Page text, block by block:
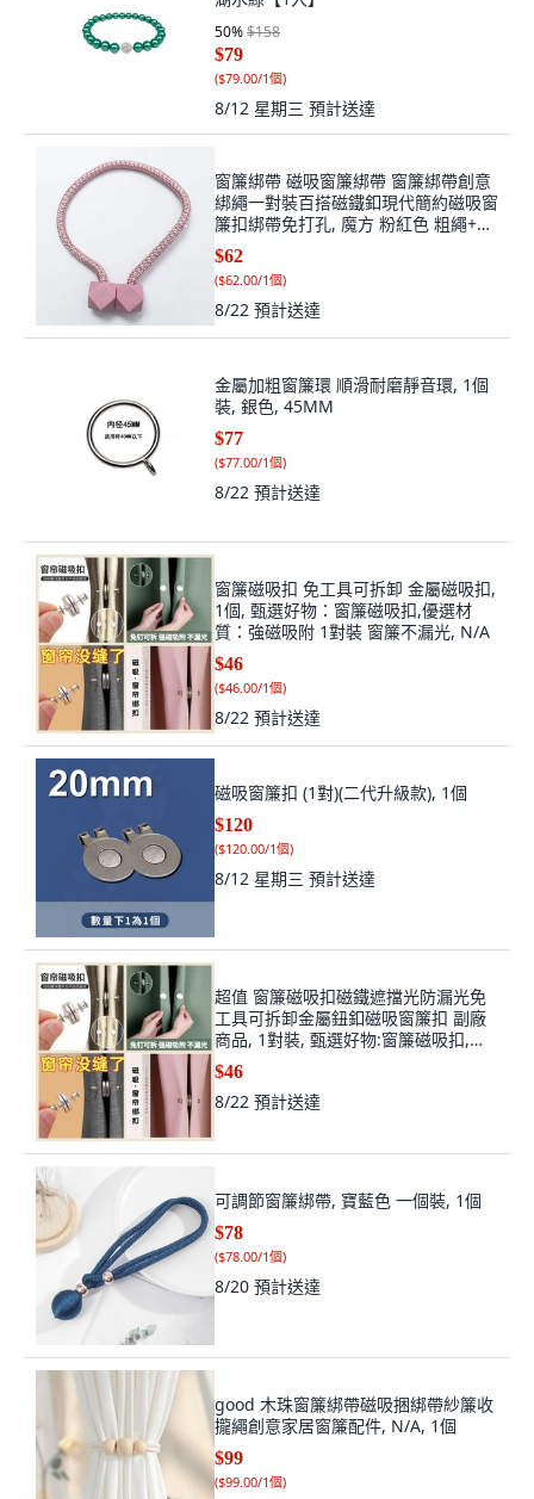
50%$158
$79
($79.00/1個)
8/12 星期三 預計送達
窗簾綁帶 磁吸窗簾綁帶 窗簾綁帶創意
綁繩一對裝百搭磁鐵釦現代簡約磁吸窗
簾扣綁帶免打孔, 魔方 粉紅色 粗繩+強
磁 ,1對2條 廠家 直銷, 1個
$62
($62.00/1個)
8/22 預計送達
金屬加粗窗簾環 順滑耐磨靜音環, 1個
裝, 銀色, 45MM
$77
($77.00/1個)
8/22 預計送達
窗簾磁吸扣 免工具可拆卸 金屬磁吸扣,
1個, 甄選好物：窗簾磁吸扣,優選材
質：強磁吸附 1對裝 窗簾不漏光, N/A
$46
($46.00/1個)
8/22 預計送達
磁吸窗簾扣 (1對)(二代升級款), 1個
$120
($120.00/1個)
8/12 星期三 預計送達
超值 窗簾磁吸扣磁鐵遮擋光防漏光免
工具可拆卸金屬鈕釦磁吸窗簾扣 副廠
商品, 1對裝, 甄選好物:窗簾磁吸扣,優
選材質:強磁吸附 1對裝 窗簾不漏光,
N/A
$46
8/22 預計送達
可調節窗簾綁帶, 寶藍色 一個裝, 1個
$78
($78.00/1個)
8/20 預計送達
good 木珠窗簾綁帶磁吸捆綁帶紗簾收
攏繩創意家居窗簾配件, N/A, 1個
$99
($99.00/1個)